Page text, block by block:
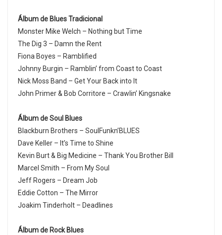
Álbum de Blues Tradicional
Monster Mike Welch – Nothing but Time
The Dig 3 – Damn the Rent
Fiona Boyes – Ramblified
Johnny Burgin – Ramblin’ from Coast to Coast
Nick Moss Band – Get Your Back into It
John Primer & Bob Corritore – Crawlin’ Kingsnake
Álbum de Soul Blues
Blackburn Brothers – SoulFunkn’BLUES
Dave Keller – It’s Time to Shine
Kevin Burt & Big Medicine – Thank You Brother Bill
Marcel Smith – From My Soul
Jeff Rogers – Dream Job
Eddie Cotton – The Mirror
Joakim Tinderholt – Deadlines
Álbum de Rock Blues